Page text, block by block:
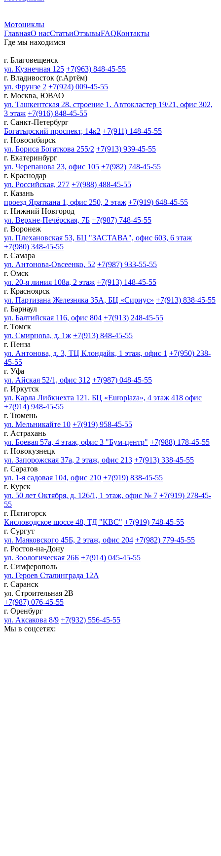
Мотоциклы
ГлавнаяО насСтатьиОтзывыFAQКонтакты
Где мы находимся
г. Благовещенск
ул. Кузнечная 125 +7(963) 848-45-55
г. Владивосток (г.Артём)
ул. Фрунзе 2 +7(924) 009-45-55
г. Москва, ЮВАО
ул. Ташкентская 28, строение 1. Автокластер 19/21, офис 302,
3 этаж +7(916) 848-45-55
г. Санкт-Петербург
Богатырский проспект, 14к2 +7(911) 148-45-55
г. Новосибирск
ул. Бориса Богаткова 255/2 +7(913) 939-45-55
г. Екатеринбург
ул. Черепанова 23, офис 105 +7(982) 748-45-55
г. Краснодар
ул. Российская, 277 +7(988) 488-45-55
г. Казань
проезд Яраткана 1, офис 250, 2 этаж +7(919) 648-45-55
г. Нижний Новгород
ул. Верхне-Печёрская, 7Б +7(987) 748-45-55
г. Воронеж
ул. Плехановская 53, БЦ "ЗАСТАВА", офис 603, 6 этаж
+7(980) 348-45-55
г. Самара
ул. Антонова-Овсеенко, 52 +7(987) 933-55-55
г. Омск
ул. 20-я линия 108а, 2 этаж +7(913) 148-45-55
г. Красноярск
ул. Партизана Железняка 35А, БЦ «Сириус» +7(913) 838-45-55
г. Барнаул
ул. Балтийская 116, офис 804 +7(913) 248-45-55
г. Томск
ул. Смирнова, д. 1ж +7(913) 848-45-55
г. Пенза
ул. Антонова, д. 3, ТЦ Клондайк, 1 этаж, офис 1 +7(950) 238-
45-55
г. Уфа
ул. Айская 52/1, офис 312 +7(987) 048-45-55
г. Иркутск
ул. Карла Либкнехта 121. БЦ «Europlaza», 4 этаж 418 офис
+7(914) 948-45-55
г. Тюмень
ул. Мельникайте 10 +7(919) 958-45-55
г. Астрахань
ул. Боевая 57а, 4 этаж, офис 3 "Бум-центр" +7(988) 178-45-55
г. Новокузнецк
ул. Запорожская 37а, 2 этаж, офис 213 +7(913) 338-45-55
г. Саратов
ул. 1-я садовая 104, офис 210 +7(919) 838-45-55
г. Курск
ул. 50 лет Октября, д. 126/1, 1 этаж, офис № 7 +7(919) 278-45-
55
г. Пятигорск
Кисловодское шоссе 48, ТД "КВС" +7(919) 748-45-55
г. Сургут
ул. Маяковского 45Б, 2 этаж, офис 204 +7(982) 779-45-55
г. Ростов-на-Дону
ул. Зоологическая 26Б +7(914) 045-45-55
г. Симферополь
ул. Героев Сталинграда 12А
г. Саранск
ул. Строительная 2В
+7(987) 076-45-55
г. Оренбург
ул. Аксакова 8/9 +7(932) 556-45-55
Мы в соцсетях: